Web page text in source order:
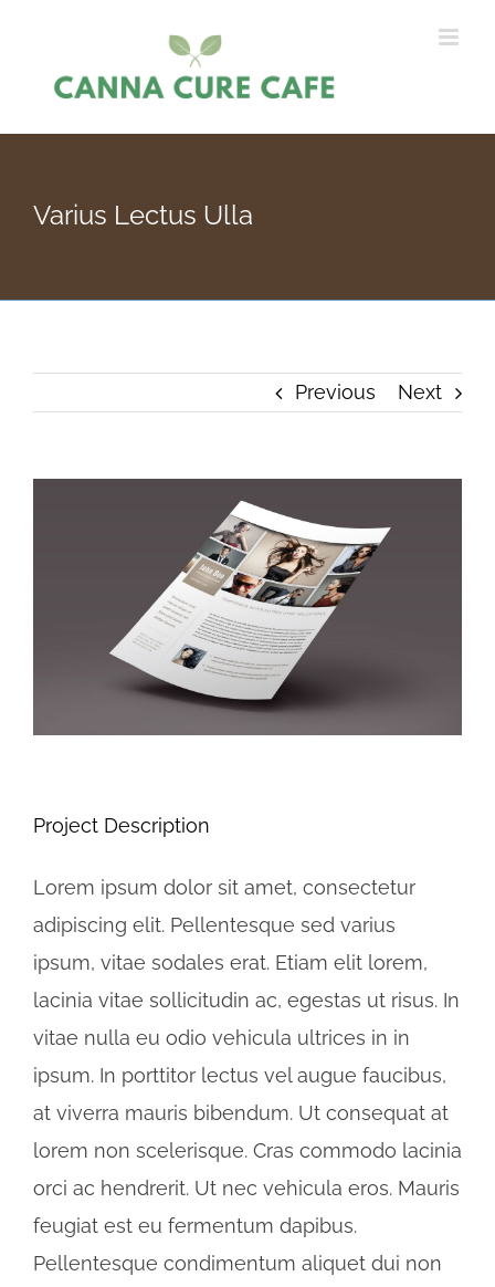
content
Varius Lectus Ulla
Previous Next
Project Description
Lorem ipsum dolor sit amet, consectetur
adipiscing elit. Pellentesque sed varius
ipsum, vitae sodales erat. Etiam elit lorem,
lacinia vitae sollicitudin ac, egestas ut risus. In
vitae nulla eu odio vehicula ultrices in in
ipsum. In porttitor lectus vel augue faucibus,
at viverra mauris bibendum. Ut consequat at
lorem non scelerisque. Cras commodo lacinia
orci ac hendrerit. Ut nec vehicula eros. Mauris
feugiat est eu fermentum dapibus.
Pellentesque condimentum aliquet dui non